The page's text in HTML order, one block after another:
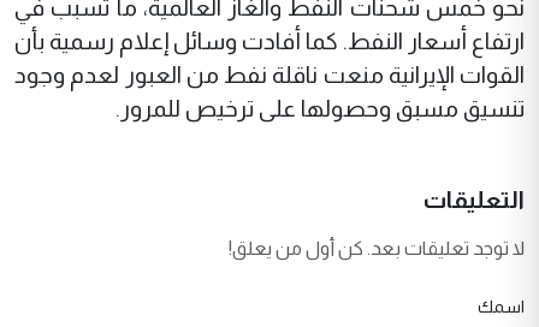
نحو خمس شحنات النفط والغاز العالمية، ما تسبب في
ارتفاع أسعار النفط. كما أفادت وسائل إعلام رسمية بأن
القوات الإيرانية منعت ناقلة نفط من العبور لعدم وجود
تنسيق مسبق وحصولها على ترخيص للمرور.
التعليقات
لا توجد تعليقات بعد. كن أول من يعلق!
اسمك